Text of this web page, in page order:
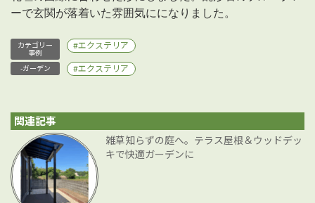
ーで玄関が落着いた雰囲気にになりました。
カテゴリー
事例
エクステリア
-ガーデン エクステリア
関連記事
雑草知らずの庭へ。テラス屋根＆ウッドデッ
キで快適ガーデンに